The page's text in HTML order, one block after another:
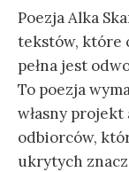
Poezja Alka
tekstów, które
pełna jest
To poezja
własny
odbiorców,
ukrytych